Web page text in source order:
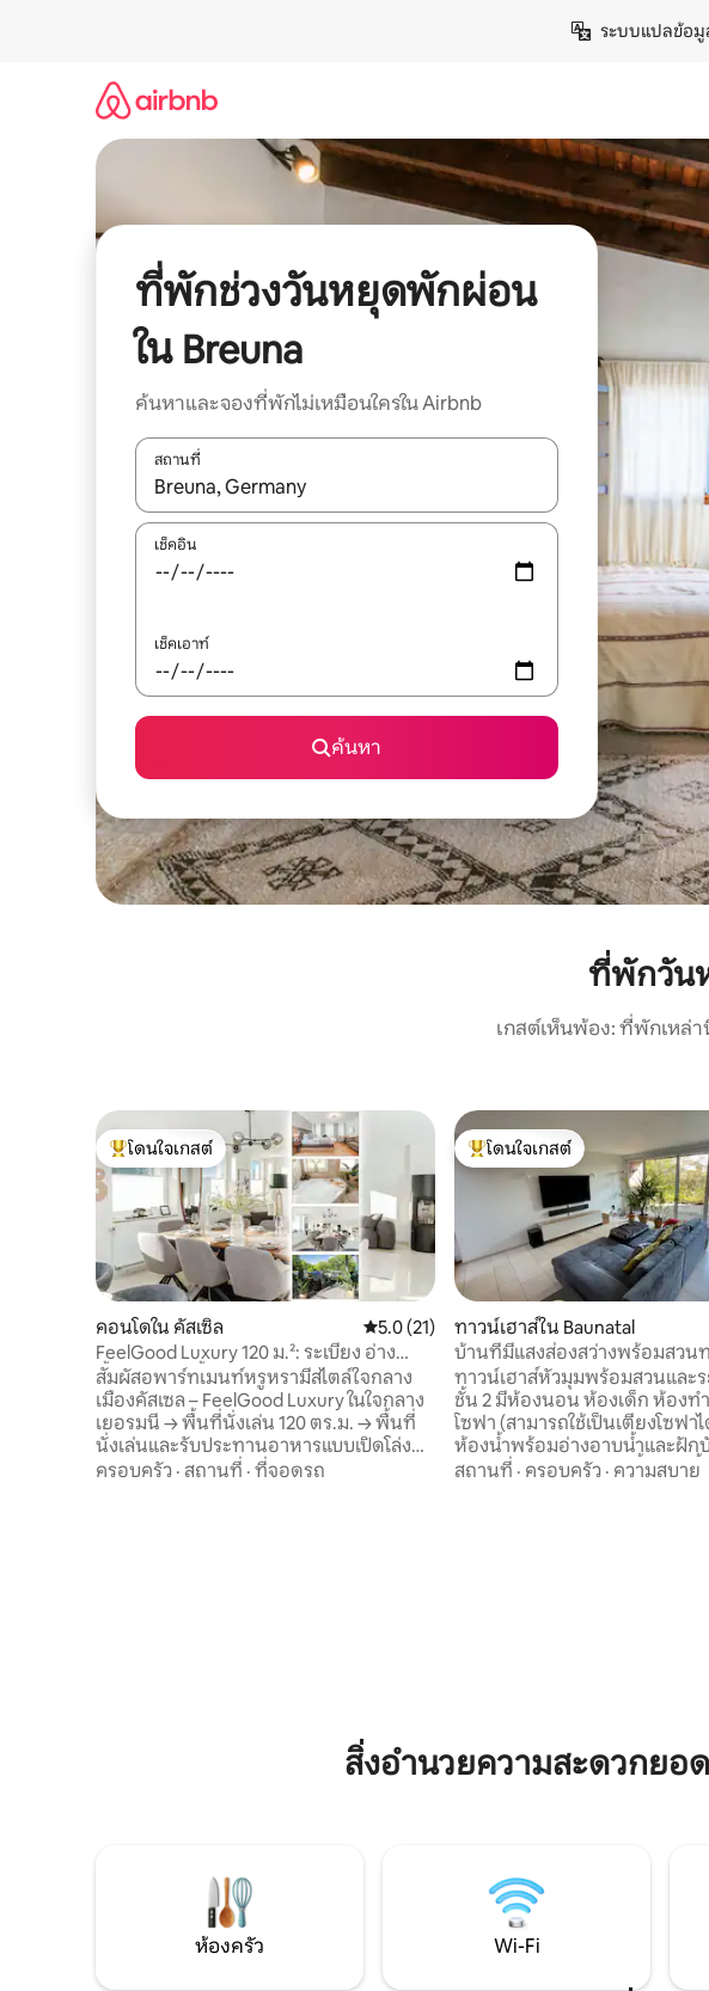
ระบบแปลข้อมู
ที่พักช่วงวันหยุดพักผ่อน
ใน Breuna
ค้นหาและจองที่พักไม่เหมือนใครใน Airbnb
สถานที่
ใช้ลูกศรขึ้นลง หรือใช้การสัมผัสหรือปัด เพื่อสำรวจผลการค้นหา
เช็คอิน
เช็คเอาท์
ค้นหา
ที่พักวัน
เกสต์เห็นพ้อง: ที่พักเหล่
โดนใจเกสต์ที่สุด
โดนใจเกสต์
คอนโดใน คัสเซิล คะแนนเฉลี่ย 5.0 จาก 5, 21 รีวิว
5.0 (21)
FeelGood Luxury 120 ม.²: ระเบียง อ่าง
น้ำวน 2 ห้องน้ำ
สัมผัสอพาร์ทเมนท์หรูหรามีสไตล์ใจกลาง
เมืองคัสเซล – FeelGood Luxury ในใจกลาง
เยอรมนี → พื้นที่นั่งเล่น 120 ตร.ม. → พื้นที่
นั่งเล่นและรับประทานอาหารแบบเปิดโล่ง
ขนาดใหญ่ → ห้องครัวระดับพรีเมียมพร้อม
ครอบครัว · สถานที่ · ที่จอดรถ
โดนใจเกสต์ที่สุด
โดนใจเกสต์
ทาวน์เฮาส์ใน Baunatal
บ้านที่มีแสงส่องสว่างพร้อมสวน
ของคัสเซิล
ทาวน์เฮาส์หัวมุมพร้อมสวนและร
ชั้น 2 มีห้องนอน ห้องเด็ก ห้องท
โซฟา (สามารถใช้เป็นเตียงโซฟา
ห้องน้ำพร้อมอ่างอาบน้ำและฝัก
มีระบบทำความร้อนใต้พื้นและพื้น
สถานที่ · ครอบครัว · ความสบาย
สิ่งอำนวยความสะดวกยอ
ห้องครัว Wi-Fi